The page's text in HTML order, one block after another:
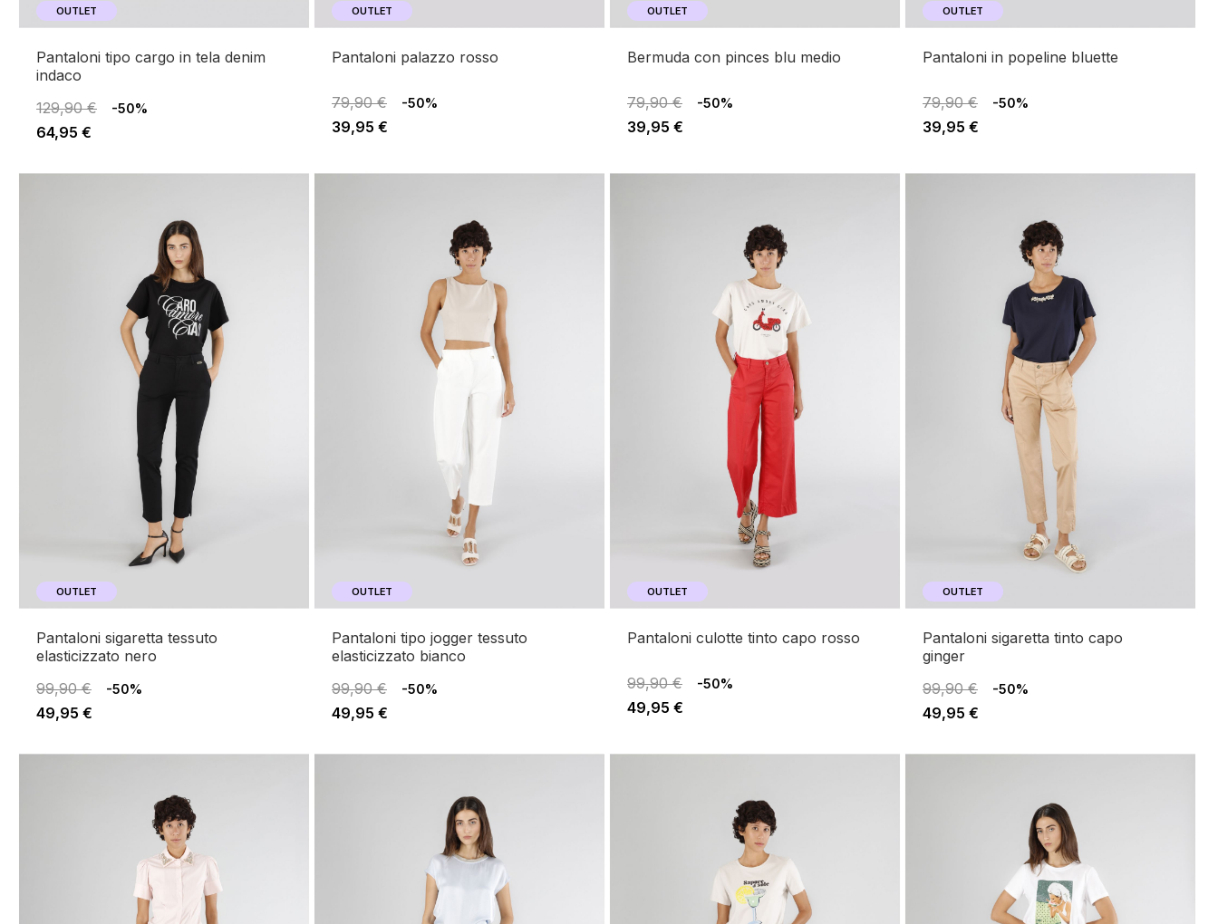
OUTLET
pantaloni tipo cargo in tela denim
indaco
129,90 €
-50%
64,95 €
OUTLET
pantaloni palazzo rosso
79,90 € -50%
39,95 €
OUTLET
bermuda con pinces blu medio
79,90 € -50%
39,95 €
OUTLET
pantaloni in popeline bluette
79,90 € -50%
39,95 €
OUTLET
pantaloni sigaretta tessuto
elasticizzato nero
99,90 €
-50%
49,95 €
OUTLET
pantaloni tipo jogger tessuto
elasticizzato bianco
99,90 €
-50%
49,95 €
OUTLET
pantaloni culotte tinto capo rosso
99,90 € -50%
49,95 €
OUTLET
pantaloni sigaretta tinto capo
ginger
99,90 €
-50%
49,95 €